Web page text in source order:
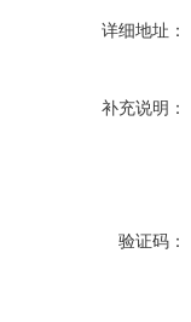
详细地址：
补充说明：
验证码：